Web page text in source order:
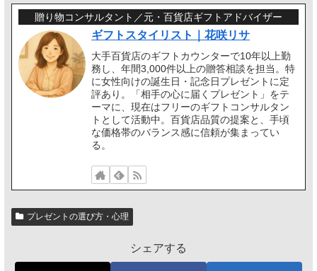
贈り物コンサルタント／元・百貨店ギフトアドバイザー
ギフトスタイリスト｜花咲リサ
大手百貨店のギフトカウンターで10年以上勤
務し、年間3,000件以上の贈答相談を担当。特
に女性向けの誕生日・記念日プレゼントに定
評あり。「相手の心に届くプレゼント」をテ
ーマに、現在はフリーのギフトコンサルタン
トとして活動中。百貨店品質の提案と、手頃
な価格帯のバランス感に信頼が集まってい
る。
プレゼントの選び方・心理
シェアする